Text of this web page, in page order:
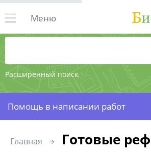
Расширенный поиск
Меню
Помощь в написании работ
Главная Готовые